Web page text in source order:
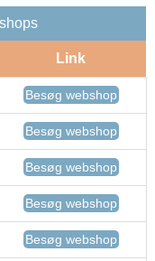
Link
Besøg webshop
Besøg webshop
Besøg webshop
Besøg webshop
Besøg webshop